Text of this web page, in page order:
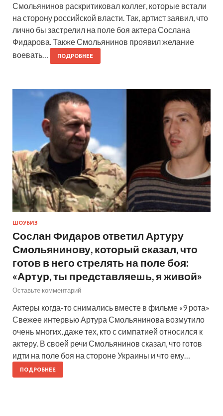
Смольянинов раскритиковал коллег, которые встали
на сторону российской власти. Так, артист заявил, что
лично бы застрелил на поле боя актера Сослана
Фидарова. Также Смольянинов проявил желание
воевать…
ПОДРОБНЕЕ
ШОУБИЗ
Сослан Фидаров ответил Артуру
Смольянинову, который сказал, что
готов в него стрелять на поле боя:
«Артур, ты представляешь, я живой»
Оставьте комментарий
Актеры когда-то снимались вместе в фильме «9 рота»
Свежее интервью Артура Смольянинова возмутило
очень многих, даже тех, кто с симпатией относился к
актеру. В своей речи Смольянинов сказал, что готов
идти на поле боя на стороне Украины и что ему…
ПОДРОБНЕЕ